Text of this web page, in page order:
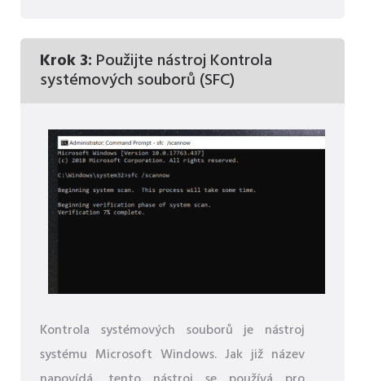
Krok 3: Použijte nástroj Kontrola
systémových souborů (SFC)
Kontrola systémových souborů je nástroj
systému Microsoft Windows. Jak již název